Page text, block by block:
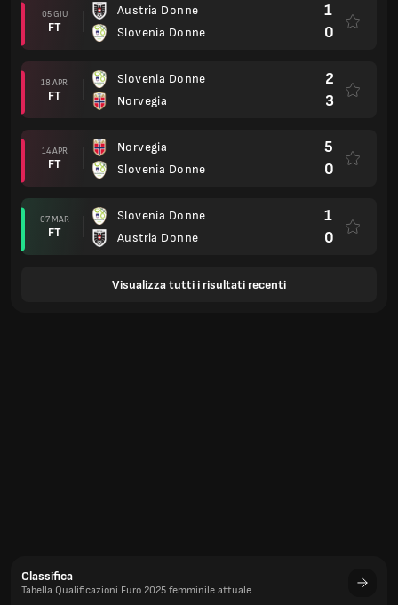
05 GIU
FT
Austria Donne
Slovenia Donne
1
0
18 APR
FT
Slovenia Donne
Norvegia
2
3
14 APR
FT
Norvegia
Slovenia Donne
5
0
07 MAR
FT
Slovenia Donne
Austria Donne
1
0
Visualizza tutti i risultati recenti
Classifica
Tabella Qualificazioni Euro 2025 femminile attuale